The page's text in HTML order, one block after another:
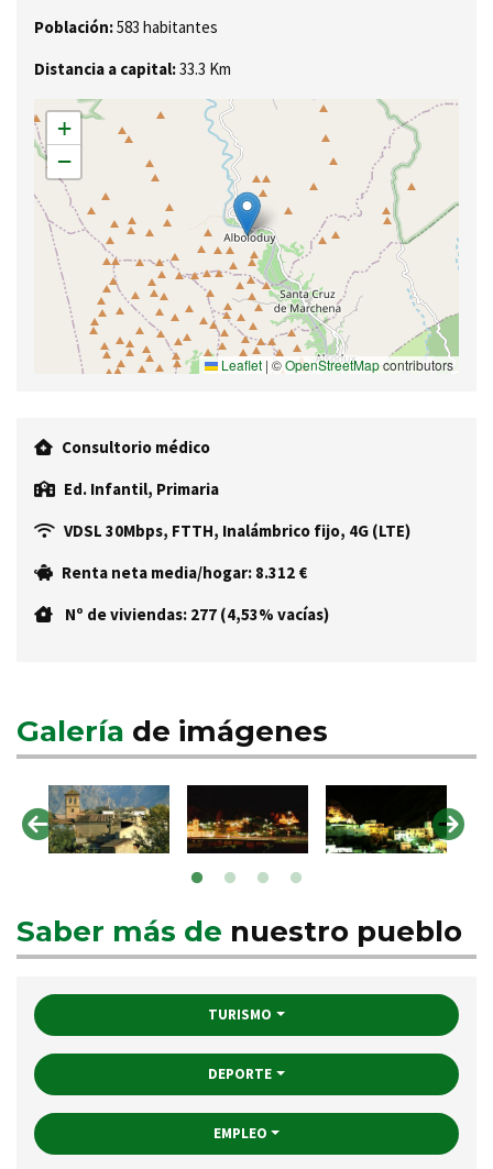
Población:583 habitantes
Distancia a capital:33.3 Km
+
−
Leaflet | ©OpenStreetMapcontributors
Consultorio médico
Ed. Infantil, Primaria
VDSL 30Mbps, FTTH, Inalámbrico fijo, 4G (LTE)
Renta neta media/hogar: 8.312 €
Nº de viviendas: 277 (4,53% vacías)
Galería de imágenes
Saber más de nuestro pueblo
TURISMO
DEPORTE
EMPLEO